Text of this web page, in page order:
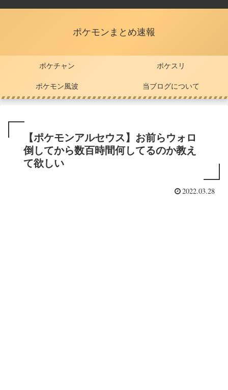
ポケモンまとめ速報
ポケチャン ポケスリ
ポケモン風波 当ブログについて
【ポケモンアルセウス】お前らウォロ
倒してから数百時間何してるのか教え
て欲しい
2022.03.28